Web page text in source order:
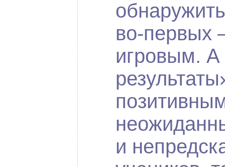
во-первых
игровым. А
и